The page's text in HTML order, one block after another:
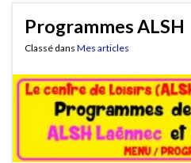
Programmes ALSH
Classé dans Mes articles